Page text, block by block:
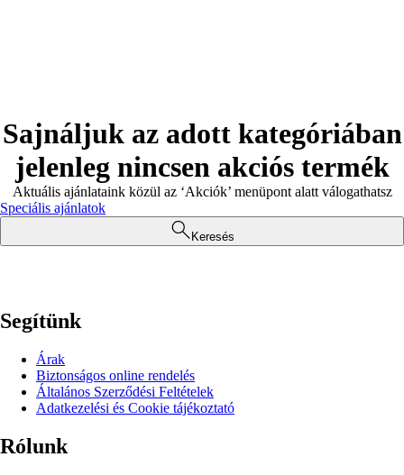
Sajnáljuk az adott kategóriában
jelenleg nincsen akciós termék
Aktuális ajánlataink közül az ‘Akciók’ menüpont alatt válogathatsz
Speciális ajánlatok
Keresés
Segítünk
Árak
Biztonságos online rendelés
Általános Szerződési Feltételek
Adatkezelési és Cookie tájékoztató
Rólunk